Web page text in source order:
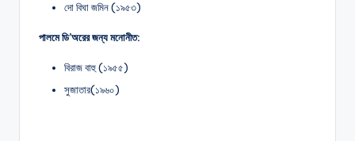
দো বিঘা জমিন (১৯৫৩)
পালমে ডি’অরের জন্য মনোনীত:
বিরাজ বাহু (১৯৫৫)
সুজাতার(১৯৬০)